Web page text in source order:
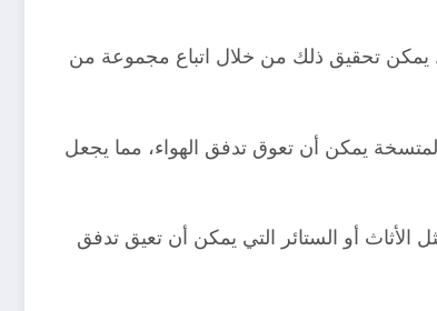
يمكن تحقيق ذلك من خلال اتباع مجموعة من
يمكن أن تعوق تدفق الهواء، مما يجعل
أو الستائر التي يمكن أن تعيق تدفق